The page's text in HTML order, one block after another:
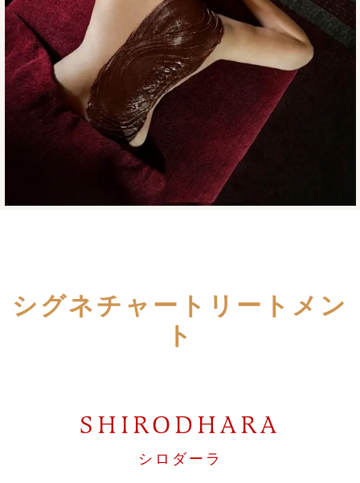
シグネチャートリートメン
ト
SHIRODHARA
シロダーラ